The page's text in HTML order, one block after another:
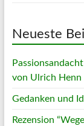
Neueste
von Ulrich Henn
Gedanken und
Rezension